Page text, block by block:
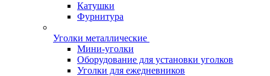
Катушки
Фурнитура
Уголки металлические
Мини-уголки
Оборудование для установки уголков
Уголки для ежедневников